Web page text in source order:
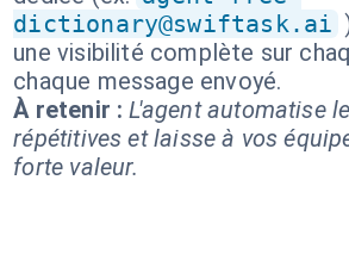
dictionary@swiftask.ai
une visibilité complète sur
chaque message envoyé.
À retenir : L'agent automatise
répétitives et laisse à vos
forte valeur.